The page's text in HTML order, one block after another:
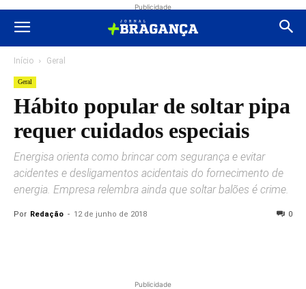
Publicidade
Início Geral
Geral
Hábito popular de soltar pipa
requer cuidados especiais
Energisa orienta como brincar com segurança e evitar
acidentes e desligamentos acidentais do fornecimento de
energia. Empresa relembra ainda que soltar balões é crime.
Por Redação - 12 de junho de 2018 0
Publicidade